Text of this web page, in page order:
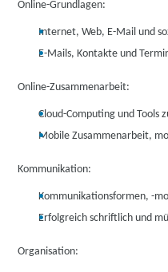
Online-Grundlagen:
Internet, Web, E-Mail und
E-Mails, Kontakte und
Online-Zusammenarbeit:
Cloud-Computing und Tools
Mobile Zusammenarbeit,
Kommunikation:
Kommunikationsformen, -
Erfolgreich schriftlich und
Organisation: